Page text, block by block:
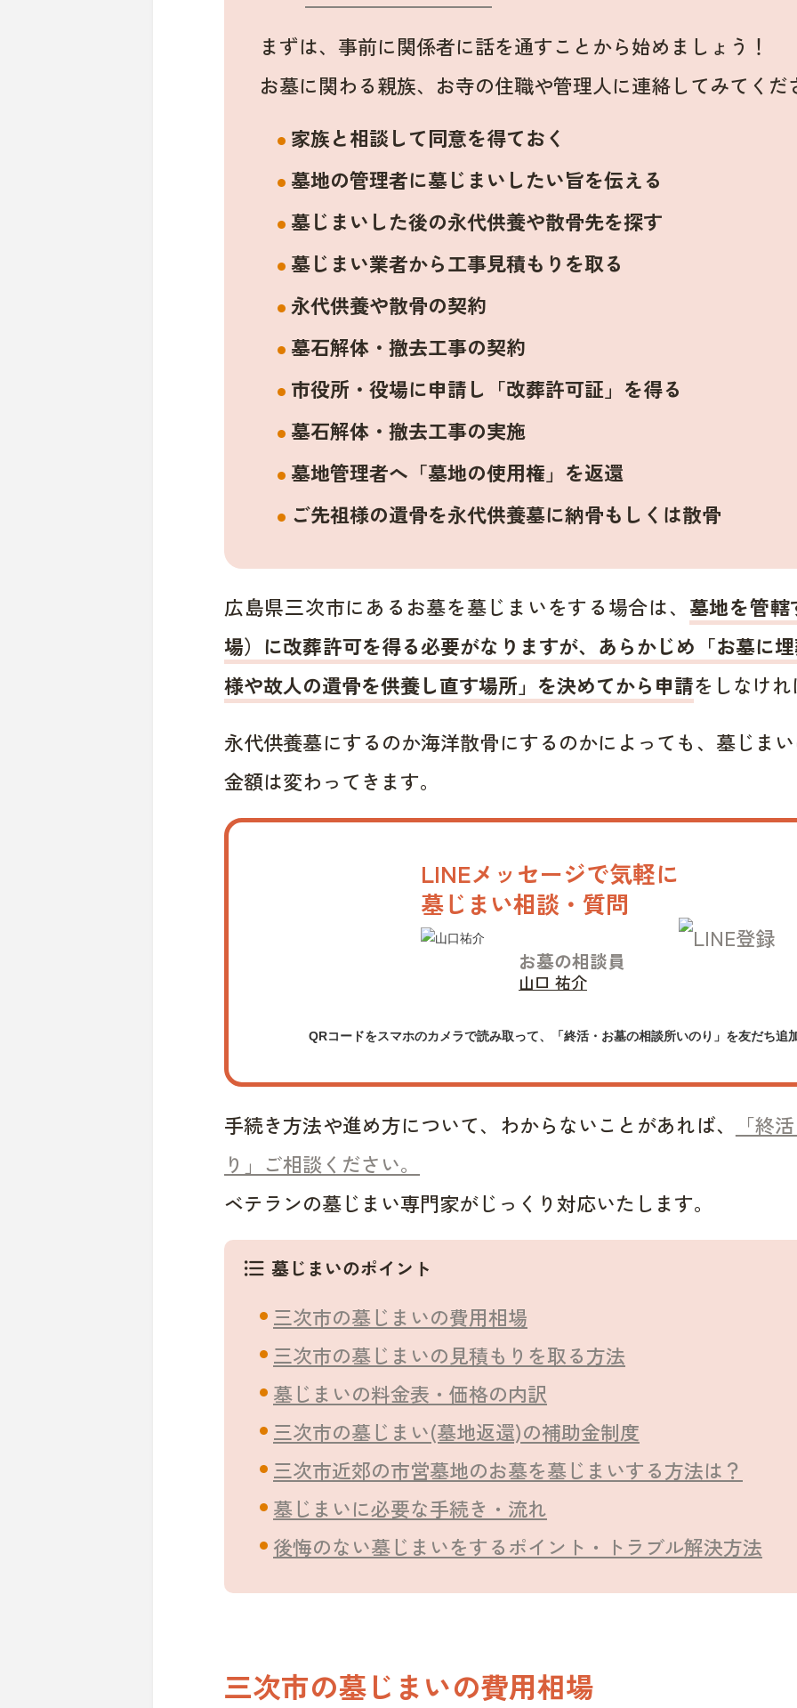
まずは、事前に関係者に話を通すことから始めましょう！
お墓に関わる親族、お寺の住職や管理人に連絡してみてくだ
家族と相談して同意を得ておく
墓地の管理者に墓じまいしたい旨を伝える
墓じまいした後の永代供養や散骨先を探す
墓じまい業者から工事見積もりを取る
永代供養や散骨の契約
墓石解体・撤去工事の契約
市役所・役場に申請し「改葬許可証」を得る
墓石解体・撤去工事の実施
墓地管理者へ「墓地の使用権」を返還
ご先祖様の遺骨を永代供養墓に納骨もしくは散骨
広島県三次市にあるお墓を墓じまいをする場合は、 墓地を管
場）に改葬許可を得る必要がなりますが、あらかじめ「お墓に
様や故人の遺骨を供養し直す場所」を決めてから申請をしなけ
永代供養墓にするのか海洋散骨にするのかによっても、墓じま
金額は変わってきます。
LINEメッセージで気軽に
墓じまい相談・質問
お墓の相談員
山口 祐介
QRコードをスマホのカメラで読み取って、「終活・お墓の相談所いのり」を友だち追
手続き方法や進め方について、わからないことがあれば、
「終
り」ご相談ください。
ベテランの墓じまい専門家がじっくり対応いたします。
format_list_bulleted 墓じまいのポイント
三次市の墓じまいの費用相場
三次市の墓じまいの見積もりを取る方法
墓じまいの料金表・価格の内訳
三次市の墓じまい(墓地返還)の補助金制度
三次市近郊の市営墓地のお墓を墓じまいする方法は？
墓じまいに必要な手続き・流れ
後悔のない墓じまいをするポイント・トラブル解決方法
三次市の墓じまいの費用相場